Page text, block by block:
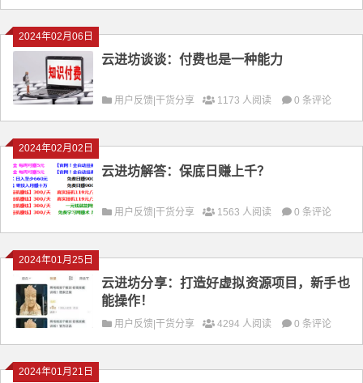
2024年02月06日
云进坊谈谈：付费也是一种能力
用户反馈|干货分享 1173 人阅读 0 条评论
2024年02月02日
云进坊解答：保底日赚上千？
用户反馈|干货分享 1563 人阅读 0 条评论
2024年01月25日
云进坊分享：打造好虚拟资源项目，新手也
能操作！
用户反馈|干货分享 4294 人阅读 0 条评论
2024年01月21日